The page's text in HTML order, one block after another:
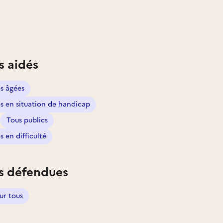
aidés
âgées
en situation de handicap
Tous publics
en difficulté
défendues
tous